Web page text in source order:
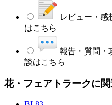
レビュー・感
はこちら
報告・質問・
談はこちら
花・フェアトラークに